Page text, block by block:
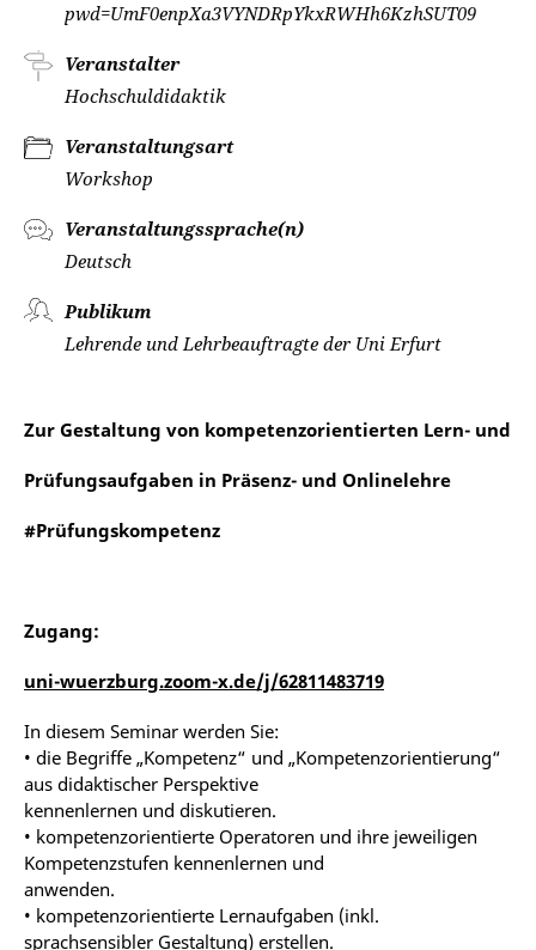
pwd=UmF0enpXa3VYNDRpYkxRWHh6KzhSUT09
Veranstalter
Hochschuldidaktik
Veranstaltungsart
Workshop
Veranstaltungssprache(n)
Deutsch
Publikum
Lehrende und Lehrbeauftragte der Uni Erfurt
Zur Gestaltung von kompetenzorientierten Lern- und
Prüfungsaufgaben in Präsenz- und Onlinelehre
#Prüfungskompetenz
Zugang:
uni-wuerzburg.zoom-x.de/j/62811483719
In diesem Seminar werden Sie:
• die Begriffe „Kompetenz“ und „Kompetenzorientierung“
aus didaktischer Perspektive
kennenlernen und diskutieren.
• kompetenzorientierte Operatoren und ihre jeweiligen
Kompetenzstufen kennenlernen und
anwenden.
• kompetenzorientierte Lernaufgaben (inkl.
sprachsensibler Gestaltung) erstellen.